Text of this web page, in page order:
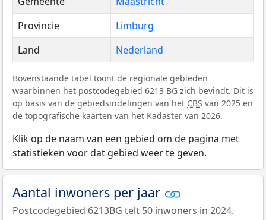
Provincie
Limburg
Land
Nederland
Bovenstaande tabel toont de regionale gebieden
waarbinnen het postcodegebied 6213 BG zich bevindt. Dit is
op basis van de gebiedsindelingen van het CBS van 2025 en
de topografische kaarten van het Kadaster van 2026.
Klik op de naam van een gebied om de pagina met
statistieken voor dat gebied weer te geven.
Aantal inwoners per jaar
Postcodegebied 6213BG telt 50 inwoners in 2024.